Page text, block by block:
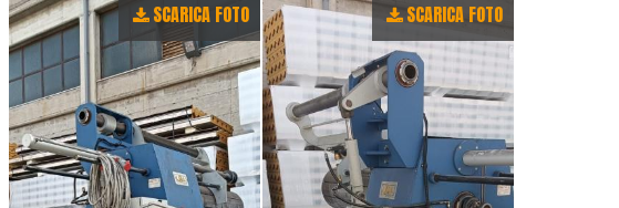
SCARICA FOTO SCARICA FOTO